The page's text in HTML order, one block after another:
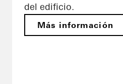
del edificio.
Más información